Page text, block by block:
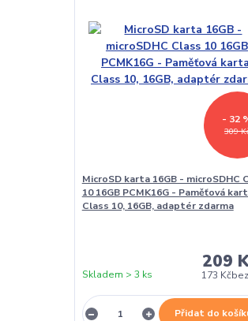
309
- 32
MicroSD karta 16GB - microSDHC
10 16GB PCMK16G - Paměťová
Class 10, 16GB, adaptér zdarma
209
173 Kč
Skladem > 3 ks
Přidat do